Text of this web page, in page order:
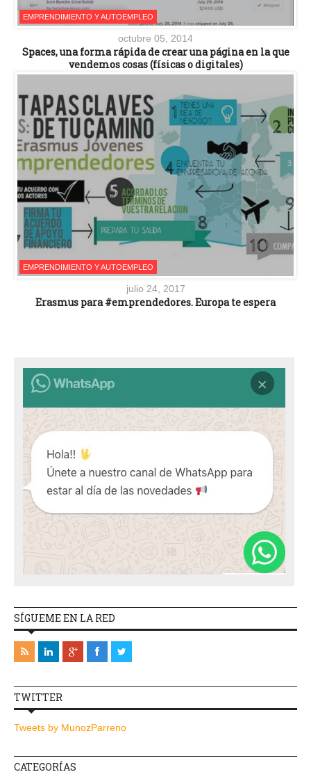
EMPRENDIMIENTO Y AUTOEMPLEO
octubre 05, 2014
Spaces, una forma rápida de crear una página en la que
vendemos cosas (físicas o digitales)
EMPRENDIMIENTO Y AUTOEMPLEO
julio 24, 2017
Erasmus para #emprendedores. Europa te espera
SÍGUEME EN LA RED
TWITTER
Tweets by MunozParreno
CATEGORÍAS